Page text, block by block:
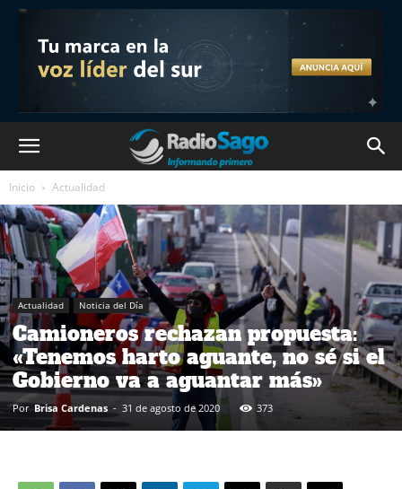
Inicio Actualidad
Actualidad Noticia del Día
Camioneros rechazan propuesta:
«Tenemos harto aguante, no sé si el
Gobierno va a aguantar más»
Por Brisa Cardenas - 31 de agosto de 2020 373